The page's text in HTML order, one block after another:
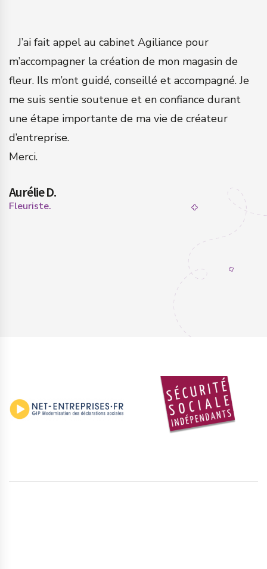
J’ai fait appel au cabinet Agiliance pour
m’accompagner la création de mon magasin de
fleur. Ils m’ont guidé, conseillé et accompagné. Je
me suis sentie soutenue et en confiance durant
une étape importante de ma vie de créateur
d’entreprise.
Merci.
Aurélie D.
Fleuriste.